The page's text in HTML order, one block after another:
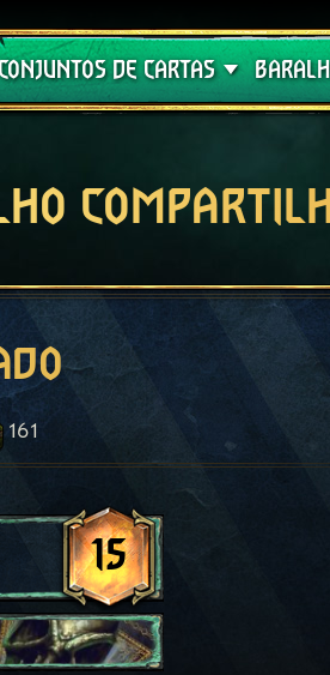
CONJUNTOS DE CARTAS
Curse Guia
161
15